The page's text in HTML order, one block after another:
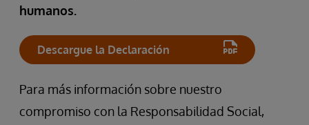
humanos.
Descargue la Declaración
Para más información sobre nuestro
compromiso con la Responsabilidad Social,